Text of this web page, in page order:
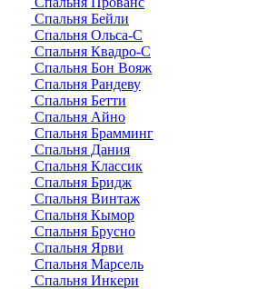
Спальня Бейли
Спальня Ольса-С
Спальня Квадро-С
Спальня Бон Вояж
Спальня Рандеву
Спальня Бетти
Спальня Айно
Спальня Брамминг
Спальня Дания
Спальня Классик
Спальня Бридж
Спальня Винтаж
Спальня Кымор
Спальня Брусно
Спальня Ярви
Спальня Марсель
Спальня Инкери